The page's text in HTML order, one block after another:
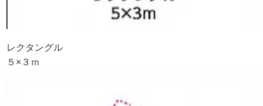
レクタングル
５×３ｍ